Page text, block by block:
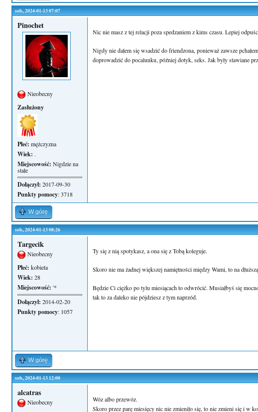
sob., 2024-01-13 07:07
Pinochet
Nieobecny
Zasłużony
Płeć: mężczyzna
Wiek: .
Miejscowość: Nigdzie na
stałe
Dołączył: 2017-09-30
Punkty pomocy: 3718
Nic nie masz z tej relacji poza spedzaniem z kims czasu. Lepiej
Nigdy nie dałem się wsadzić do friendzona, ponieważ zawsze
doprowadzić do pocalunku, później dotyk, seks. Jak były stawiane
W górę
sob., 2024-01-13 08:26
Targecik
Nieobecny
Płeć: kobieta
Wiek: 28
Miejscowość: '*
Dołączył: 2014-02-20
Punkty pomocy: 1057
Ty się z nią spotykasz, a ona się z Tobą koleguje.
Skoro nie ma żadnej większej namiętności między Wami, to na
Będzie Ci ciężko po tylu miesiącach to odwrócić. Musiałbyś się
tak to za daleko nie pójdziesz z tym naprzód.
W górę
sob., 2024-01-13 12:00
alcatras
Nieobecny
Wóz albo przewóz.
Skoro przez parę miesięcy nic nie zmieniło się, to nie zmieni się i w